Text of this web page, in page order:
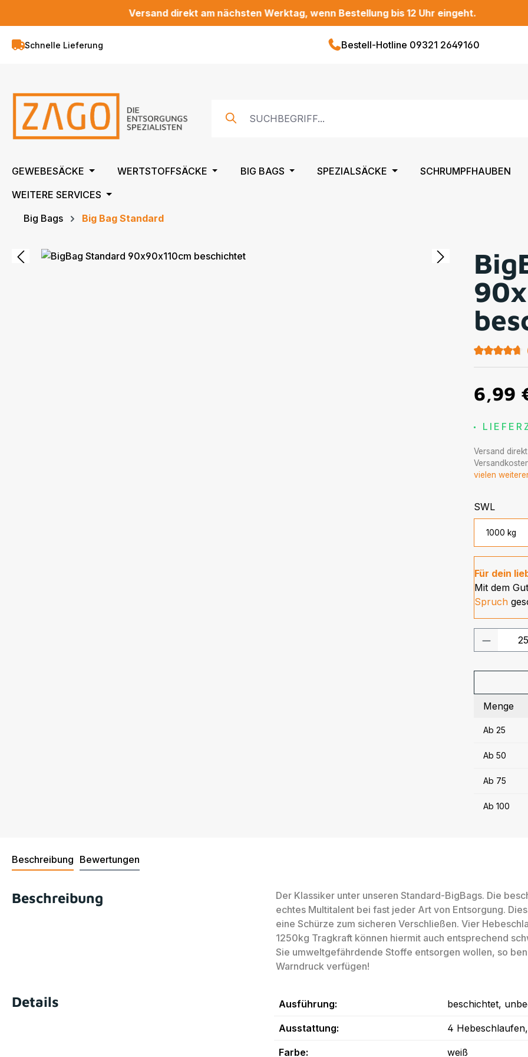
Zur Hauptnavigation springenVersand direkt am nächsten Werktag, wenn Bestellung bis 12 Uhr eingeht.
Schnelle Lieferung Bestell-Hotline 09321 2649160
GEWEBESÄCKE WERTSTOFFSÄCKE BIG BAGS SPEZIALSÄCKE
SCHRUMPFHAUBEN
WEITERE SERVICES
Big Bags
Big Bag Standard
Bildergalerie überspringen
6,99
Versand
vielen
SWL
1000 kg
Für dein
Mit dem
Spruch
Menge
Ab 25
Ab 50
Ab 75
Ab 100
Beschreibung Bewertungen
Beschreibung
Der Klassiker unter unseren Standard-BigBags. Die
echtes Multitalent bei fast jeder Art von Entsorgung.
eine Schürze zum sicheren Verschließen. Vier
1250kg Tragkraft können hiermit auch entsprechend
Sie umweltgefährdende Stoffe entsorgen wollen, so
Warndruck verfügen!
Details Ausführung: beschichtet,
Ausstattung: 4
Farbe: weiß